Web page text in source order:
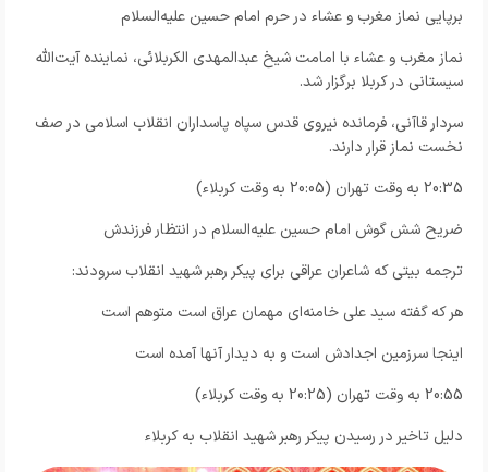
برپایی نماز مغرب و عشاء در حرم امام حسین علیه‌السلام
نماز مغرب و عشاء با امامت شیخ عبدالمهدی الکربلائی، نماینده آیت‌الله
سیستانی در کربلا برگزار شد.
سردار قاآنی، فرمانده نیروی قدس سپاه پاسداران انقلاب اسلامی در صف
نخست نماز قرار دارند.
20:35 به وقت تهران (20:05 به وقت کربلاء)
ضریح شش گوش امام حسین علیه‌السلام در انتظار فرزندش
ترجمه بیتی که شاعران عراقی برای پیکر رهبر شهید انقلاب سرودند:
هر که گفته سید علی خامنه‌ای مهمان عراق است متوهم است
اینجا سرزمین اجدادش است و به دیدار آنها آمده است
20:55 به وقت تهران (20:25 به وقت کربلاء)
دلیل تاخیر در رسیدن پیکر رهبر شهید انقلاب به کربلاء